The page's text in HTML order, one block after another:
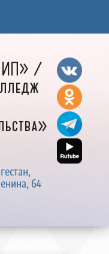
/
64